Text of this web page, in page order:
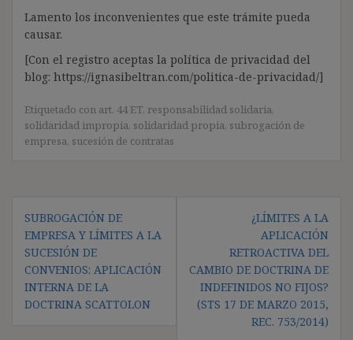
Lamento los inconvenientes que este trámite pueda
causar.
[Con el registro aceptas la política de privacidad del
blog: https://ignasibeltran.com/politica-de-privacidad/]
Etiquetado con art. 44 ET, responsabilidad solidaria,
solidaridad impropia, solidaridad propia, subrogación de
empresa, sucesión de contratas
Navegación
de
entradas
SUBROGACIÓN DE
EMPRESA Y LÍMITES A LA
SUCESIÓN DE
CONVENIOS: APLICACIÓN
INTERNA DE LA
DOCTRINA SCATTOLON
¿LÍMITES A LA
APLICACIÓN
RETROACTIVA DEL
CAMBIO DE DOCTRINA DE
INDEFINIDOS NO FIJOS?
(STS 17 DE MARZO 2015,
REC. 753/2014)